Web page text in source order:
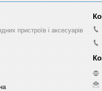
пристроїв і аксесуарів